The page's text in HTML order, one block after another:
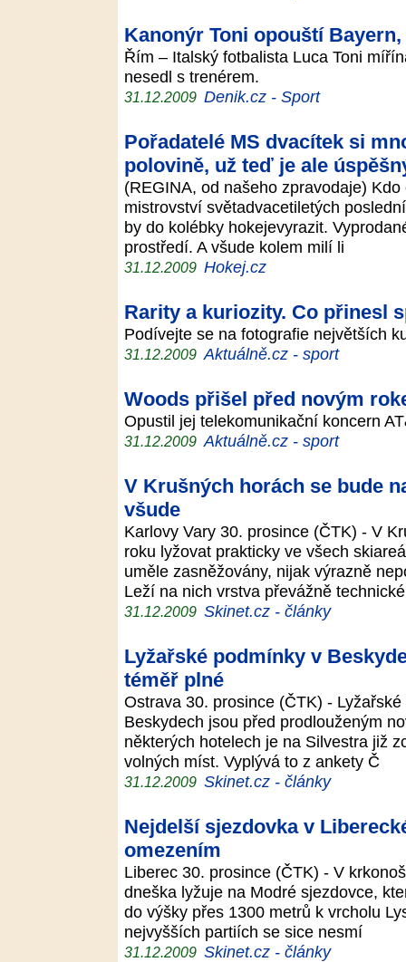
Kanonýr Toni opouští
Řím – Italský fotbalista Luca Toni
nesedl s trenérem.
31.12.2009 Denik.cz - Sport
Pořadatelé MS dvacítek si
polovině, už teď je ale
(REGINA, od našeho zpravodaje)
mistrovství světadvacetiletých
by do kolébky hokejevyrazit.
prostředí. A všude kolem milí li
31.12.2009 Hokej.cz
Rarity a kuriozity. Co přinesl
Podívejte se na fotografie největších
31.12.2009 Aktuálně.cz - sport
Woods přišel před novým
Opustil jej telekomunikační koncern
31.12.2009 Aktuálně.cz - sport
V Krušných horách se bude
všude
Karlovy Vary 30. prosince (ČTK) - V
roku lyžovat prakticky ve všech
uměle zasněžovány, nijak výrazně
Leží na nich vrstva převážně
31.12.2009 Skinet.cz - články
Lyžařské podmínky v
téměř plné
Ostrava 30. prosince (ČTK) -
Beskydech jsou před prodlouženým
některých hotelech je na Silvestra již
volných míst. Vyplývá to z ankety Č
31.12.2009 Skinet.cz - články
Nejdelší sjezdovka v
omezením
Liberec 30. prosince (ČTK) - V
dneška lyžuje na Modré sjezdovce,
do výšky přes 1300 metrů k vrcholu
nejvyšších partiích se sice nesmí
31.12.2009 Skinet.cz - články